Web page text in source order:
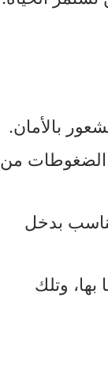
بالأمان.
الضغوطات من
بدخل
بها، وتلك